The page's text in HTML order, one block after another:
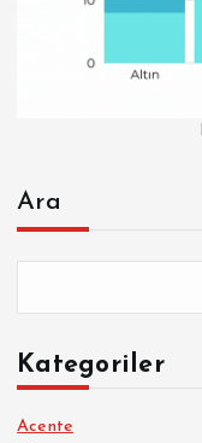
Ara
Kategoriler
Acente